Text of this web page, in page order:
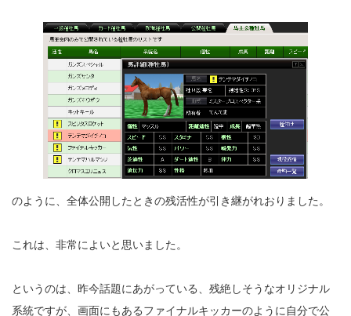
のように、全体公開したときの残活性が引き継がれおりました。
これは、非常によいと思いました。
というのは、昨今話題にあがっている、残絶しそうなオリジナル
系統ですが、画面にもあるファイナルキッカーのように自分で公